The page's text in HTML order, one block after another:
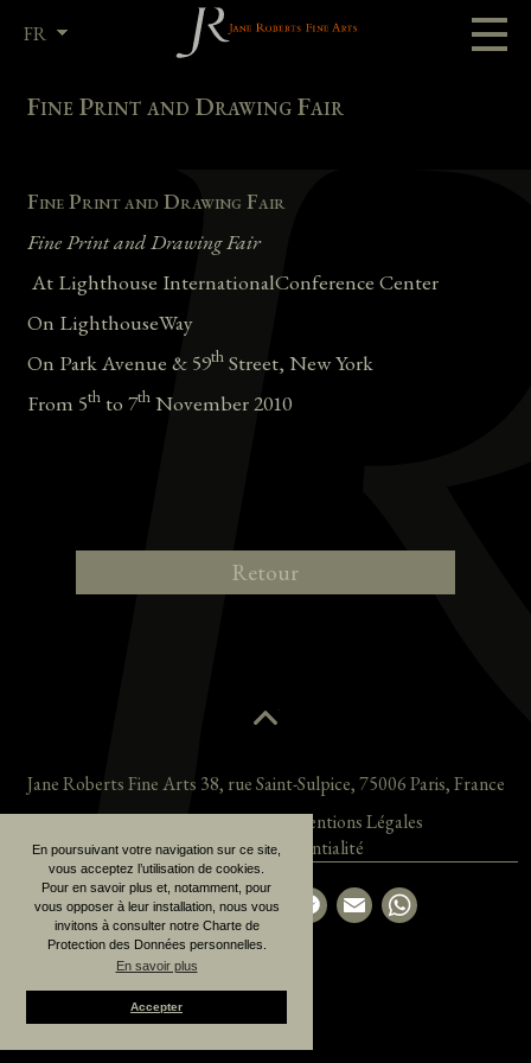
En poursuivant votre navigation sur ce site,
vous acceptez l’utilisation de cookies.
Pour en savoir plus et, notamment, pour
vous opposer à leur installation, nous vous
invitons à consulter notre Charte de
Protection des Données personnelles.
En savoir plus
Accepter
FR
Fine Print and Drawing Fair
Fine Print and Drawing Fair
Fine Print and Drawing Fair
At Lighthouse InternationalConference Center
On LighthouseWay
On Park Avenue & 59th Street, New York
From 5th to 7th November 2010
Retour
Jane Roberts Fine Arts 38, rue Saint-Sulpice,75006Paris,France
Acquisitions récentes
Mentions Légales
Politique de confidentialité
Partager la page